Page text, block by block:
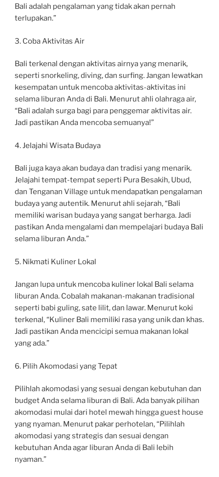
Bali adalah pengalaman yang tidak akan pernah
terlupakan.”
3. Coba Aktivitas Air
Bali terkenal dengan aktivitas airnya yang menarik,
seperti snorkeling, diving, dan surfing. Jangan lewatkan
kesempatan untuk mencoba aktivitas-aktivitas ini
selama liburan Anda di Bali. Menurut ahli olahraga air,
“Bali adalah surga bagi para penggemar aktivitas air.
Jadi pastikan Anda mencoba semuanya!”
4. Jelajahi Wisata Budaya
Bali juga kaya akan budaya dan tradisi yang menarik.
Jelajahi tempat-tempat seperti Pura Besakih, Ubud,
dan Tenganan Village untuk mendapatkan pengalaman
budaya yang autentik. Menurut ahli sejarah, “Bali
memiliki warisan budaya yang sangat berharga. Jadi
pastikan Anda mengalami dan mempelajari budaya Bali
selama liburan Anda.”
5. Nikmati Kuliner Lokal
Jangan lupa untuk mencoba kuliner lokal Bali selama
liburan Anda. Cobalah makanan-makanan tradisional
seperti babi guling, sate lilit, dan lawar. Menurut koki
terkenal, “Kuliner Bali memiliki rasa yang unik dan khas.
Jadi pastikan Anda mencicipi semua makanan lokal
yang ada.”
6. Pilih Akomodasi yang Tepat
Pilihlah akomodasi yang sesuai dengan kebutuhan dan
budget Anda selama liburan di Bali. Ada banyak pilihan
akomodasi mulai dari hotel mewah hingga guest house
yang nyaman. Menurut pakar perhotelan, “Pilihlah
akomodasi yang strategis dan sesuai dengan
kebutuhan Anda agar liburan Anda di Bali lebih
nyaman.”